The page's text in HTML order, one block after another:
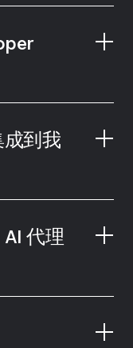
成到我
代理